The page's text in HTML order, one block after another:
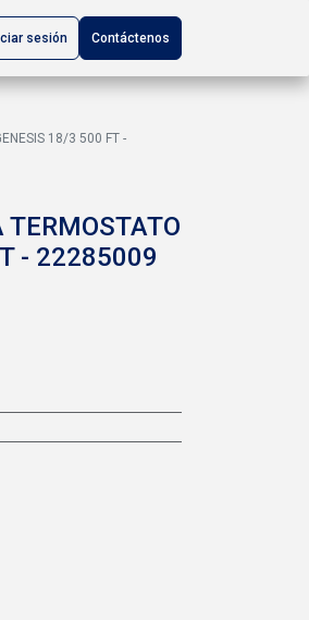
sesión Contáctenos
18/3 500 FT -
TERMOSTATO
- 22285009